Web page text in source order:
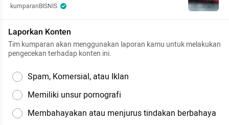
kumparanBISNIS
Laporkan Konten
Tim kumparan akan menggunakan laporan kamu untuk melakukan
pengecekan terhadap konten ini.
Spam, Komersial, atau Iklan
Memiliki unsur pornografi
Membahayakan atau menjurus tindakan berbahaya